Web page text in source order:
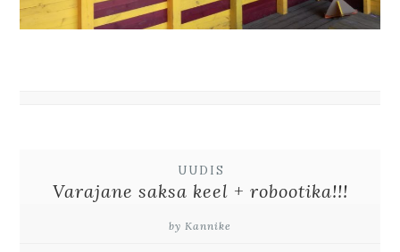
UUDIS
Varajane saksa keel + robootika!!!
by Kannike